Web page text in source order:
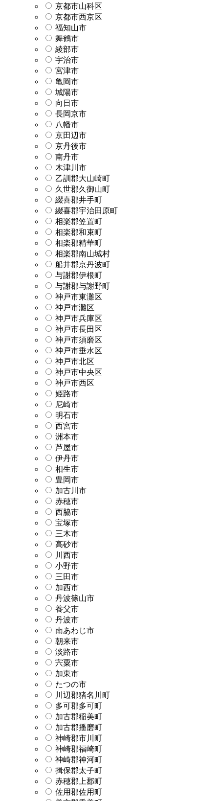
京都市山科区
京都市西京区
福知山市
舞鶴市
綾部市
宇治市
宮津市
亀岡市
城陽市
向日市
長岡京市
八幡市
京田辺市
京丹後市
南丹市
木津川市
乙訓郡大山崎町
久世郡久御山町
綴喜郡井手町
綴喜郡宇治田原町
相楽郡笠置町
相楽郡和束町
相楽郡精華町
相楽郡南山城村
船井郡京丹波町
与謝郡伊根町
与謝郡与謝野町
神戸市東灘区
神戸市灘区
神戸市兵庫区
神戸市長田区
神戸市須磨区
神戸市垂水区
神戸市北区
神戸市中央区
神戸市西区
姫路市
尼崎市
明石市
西宮市
洲本市
芦屋市
伊丹市
相生市
豊岡市
加古川市
赤穂市
西脇市
宝塚市
三木市
高砂市
川西市
小野市
三田市
加西市
丹波篠山市
養父市
丹波市
南あわじ市
朝来市
淡路市
宍粟市
加東市
たつの市
川辺郡猪名川町
多可郡多可町
加古郡稲美町
加古郡播磨町
神崎郡市川町
神崎郡福崎町
神崎郡神河町
揖保郡太子町
赤穂郡上郡町
佐用郡佐用町